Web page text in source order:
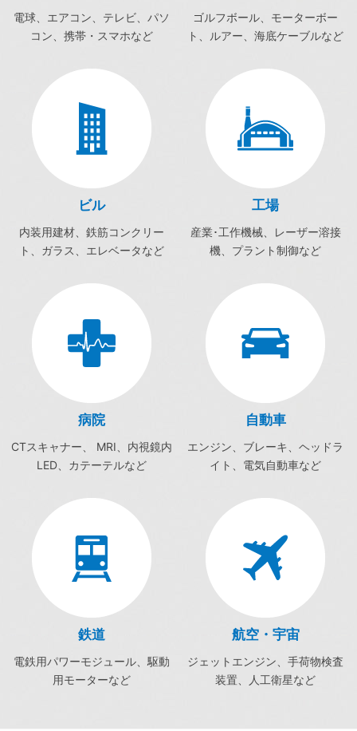
電球、エアコン、テレビ、パソ
コン、携帯・スマホなど
ゴルフボール、モーターボー
ト、ルアー、海底ケーブルなど
ビル
内装用建材、鉄筋コンクリー
ト、ガラス、エレベータなど
工場
産業･工作機械、レーザー溶接
機、プラント制御など
病院
CTスキャナー、 MRI、内視鏡内
LED、カテーテルなど
自動車
エンジン、ブレーキ、ヘッドラ
イト、電気自動車など
鉄道
電鉄用パワーモジュール、駆動
用モーターなど
航空・宇宙
ジェットエンジン、手荷物検査
装置、人工衛星など